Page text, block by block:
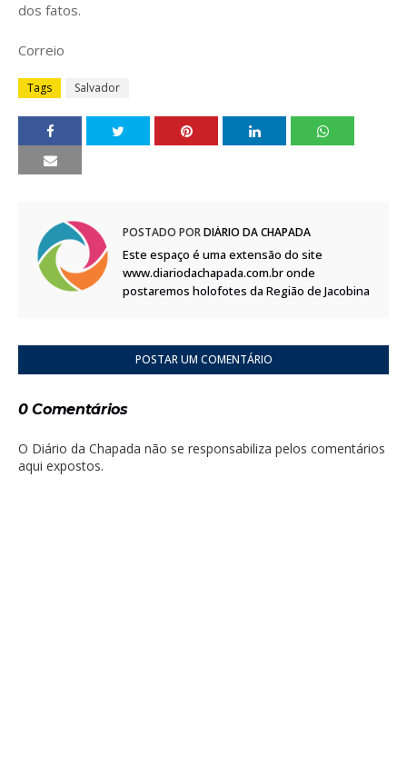
dos fatos.
Correio
Tags Salvador
POSTADO PORDIÁRIO DA CHAPADA
Este espaço é uma extensão do site
www.diariodachapada.com.br onde
postaremos holofotes da Região de Jacobina
POSTAR UM COMENTÁRIO
0 Comentários
O Diário da Chapada não se responsabiliza pelos comentários
aqui expostos.